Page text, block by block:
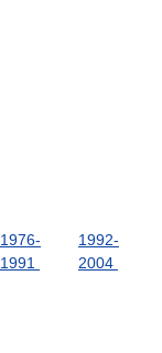
1976-
1991
1992-
2004